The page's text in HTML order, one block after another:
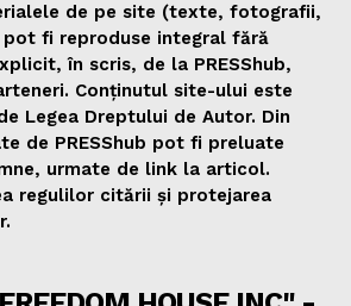
de pe site (texte, fotografii,
pot fi reproduse integral fără
în scris, de la PRESShub,
Conținutul site-ului este
Legea Dreptului de Autor. Din
de PRESShub pot fi preluate
urmate de link la articol.
regulilor citării și protejarea